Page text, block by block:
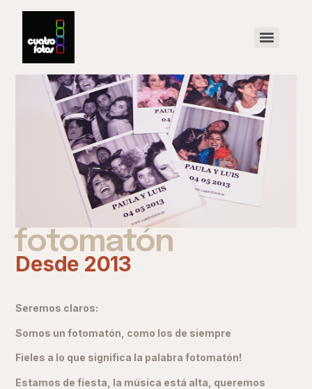
fotomatón
Desde 2013
Seremos claros:
Somos un fotomatón, como los de siempre
Fieles a lo que significa la palabra fotomatón!
Estamos de fiesta, la música está alta, queremos